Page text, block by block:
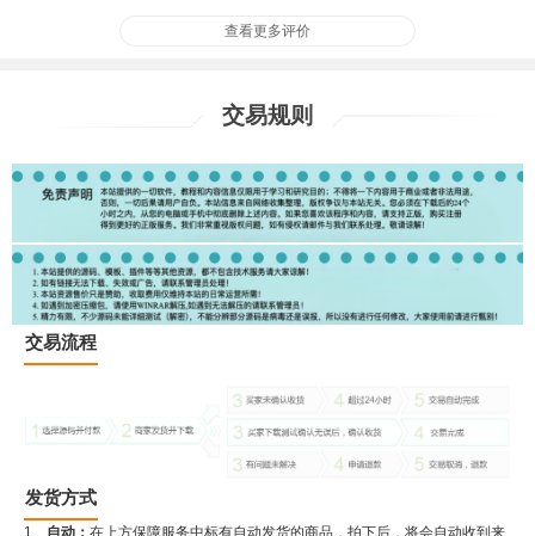
查看更多评价
交易规则
交易流程
发货方式
1、 自动： 在上方保障服务中标有自动发货的商品，拍下后，将会自动收到来